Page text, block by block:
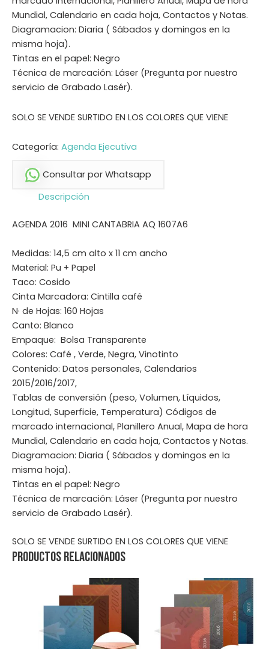
Mundial, Calendario en cada hoja, Contactos y Notas.
Diagramacion: Diaria ( Sábados y domingos en la
misma hoja).
Tintas en el papel: Negro
Técnica de marcación: Láser (Pregunta por nuestro
servicio de Grabado Lasér).
SOLO SE VENDE SURTIDO EN LOS COLORES QUE VIENE
Categoría: Agenda Ejecutiva
Consultar por Whatsapp
Descripción
AGENDA 2016 MINI CANTABRIA AQ 1607A6
Medidas: 14,5 cm alto x 11 cm ancho
Material: Pu + Papel
Taco: Cosido
Cinta Marcadora: Cintilla café
N· de Hojas: 160 Hojas
Canto: Blanco
Empaque: Bolsa Transparente
Colores: Café , Verde, Negra, Vinotinto
Contenido: Datos personales, Calendarios
2015/2016/2017,
Tablas de conversión (peso, Volumen, Líquidos,
Longitud, Superficie, Temperatura) Códigos de
marcado internacional, Planillero Anual, Mapa de hora
Mundial, Calendario en cada hoja, Contactos y Notas.
Diagramacion: Diaria ( Sábados y domingos en la
misma hoja).
Tintas en el papel: Negro
Técnica de marcación: Láser (Pregunta por nuestro
servicio de Grabado Lasér).
SOLO SE VENDE SURTIDO EN LOS COLORES QUE VIENE
Productos relacionados